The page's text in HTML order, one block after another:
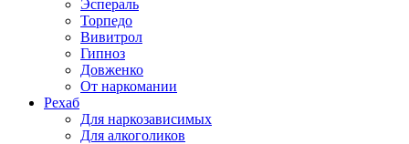
Эспераль
Торпедо
Вивитрол
Гипноз
Довженко
От наркомании
Рехаб
Для наркозависимых
Для алкоголиков